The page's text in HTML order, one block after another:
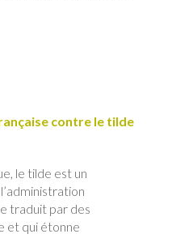
contre le tilde
le tilde est un
traduit par des
et qui étonne